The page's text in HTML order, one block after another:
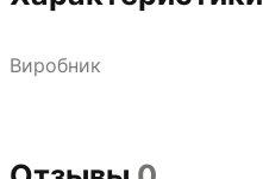
Виробник